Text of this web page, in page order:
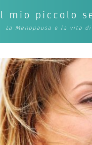
mio piccolo
La Menopausa e la vita